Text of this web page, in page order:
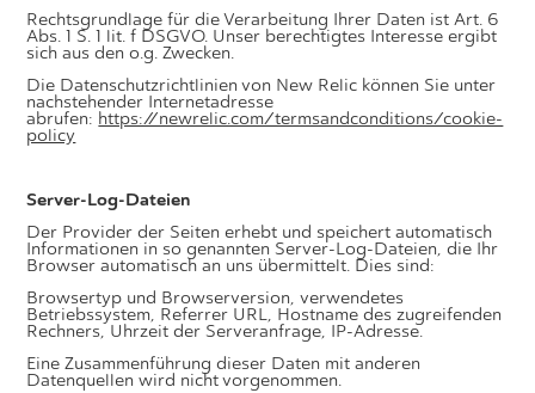
Rechtsgrundlage für die Verarbeitung Ihrer Daten ist Art. 6
Abs. 1 S. 1 lit. f DSGVO. Unser berechtigtes Interesse ergibt
sich aus den o.g. Zwecken.
Die Datenschutzrichtlinien von New Relic können Sie unter
nachstehender Internetadresse
abrufen: https://newrelic.com/termsandconditions/cookie-
policy
Server-Log-Dateien
Der Provider der Seiten erhebt und speichert automatisch
Informationen in so genannten Server-Log-Dateien, die Ihr
Browser automatisch an uns übermittelt. Dies sind:
Browsertyp und Browserversion, verwendetes
Betriebssystem, Referrer URL, Hostname des zugreifenden
Rechners, Uhrzeit der Serveranfrage, IP-Adresse.
Eine Zusammenführung dieser Daten mit anderen
Datenquellen wird nicht vorgenommen.